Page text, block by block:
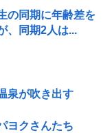
の同期に年齢差を
、同期2人は...
泉が吹き出す
ヨクさんたち